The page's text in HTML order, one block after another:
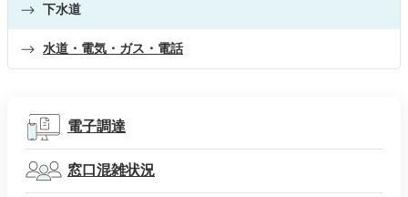
下水道
水道・電気・ガス・電話
電子調達
窓口混雑状況